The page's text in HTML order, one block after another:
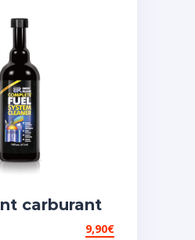
carburant
9,90€